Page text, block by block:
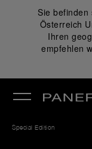
Sie
Österreich
Ihren
empfehlen
Special Edition